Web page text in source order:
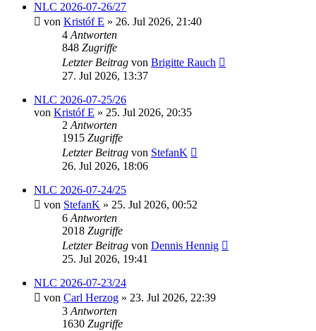
NLC 2026-07-26/27
von Kristóf E » 26. Jul 2026, 21:40
4 Antworten
848 Zugriffe
Letzter Beitrag von Brigitte Rauch
27. Jul 2026, 13:37
NLC 2026-07-25/26
von Kristóf E » 25. Jul 2026, 20:35
2 Antworten
1915 Zugriffe
Letzter Beitrag von StefanK
26. Jul 2026, 18:06
NLC 2026-07-24/25
von StefanK » 25. Jul 2026, 00:52
6 Antworten
2018 Zugriffe
Letzter Beitrag von Dennis Hennig
25. Jul 2026, 19:41
NLC 2026-07-23/24
von Carl Herzog » 23. Jul 2026, 22:39
3 Antworten
1630 Zugriffe